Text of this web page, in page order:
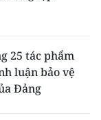
25 tác phẩm
luận bảo vệ
Đảng